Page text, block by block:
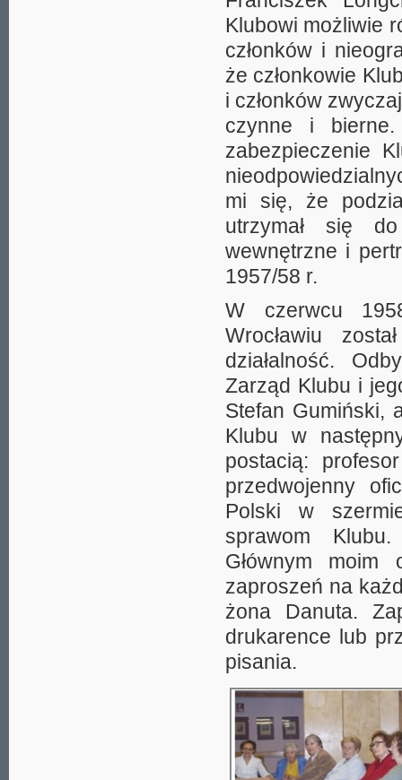
Klubowi możliwie
członków i
że członkowie
i członków
czynne i
zabezpieczenie
mi się, że
utrzymał się
wewnętrzne i
1957/58 r.
W czerwcu
Wrocławiu
działalność.
Zarząd Klubu i
Stefan Gumiński,
Klubu w
postacią:
przedwojenny
Polski w
sprawom
Głównym moim
zaproszeń na
żona Danuta.
drukarence lub
pisania.